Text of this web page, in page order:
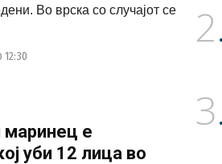
Во врска со случајот се
12:30
е
уби 12 лица во
2
3